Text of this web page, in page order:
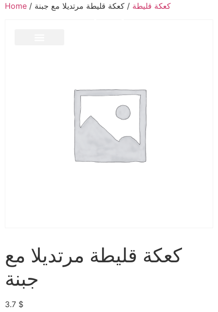
Home / كعكة قليطة / كعكة قليطة مرتديلا مع جبنة
كعكة قليطة مرتديلا مع
جبنة
3.7 $